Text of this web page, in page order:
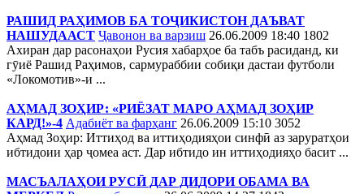
РАШИД РАҲИМОВ БА ТОҶИКИСТОН ДАЪВАТ
НАШУДААСТ Ҷавонон ва варзиш 26.06.2009 18:40 1802
Ахиран дар расонаҳои Русия хабарҳое ба табъ расиданд, ки
гӯиё Рашид Раҳимов, сармураббии собиқи дастаи футболи
«Локомотив»-и ...
АҲМАД ЗОҲИР: «РИЁЗАТ МАРО АҲМАД ЗОҲИР
КАРД!»-4 Адабиёт ва фарҳанг 26.06.2009 15:10 3052
Аҳмад Зоҳир: Иттиҳод ва иттиҳодияҳои синфӣ аз заруратҳои
ибтидоии ҳар ҷомеа аст. Дар ибтидо ин иттиҳодияҳо басит ...
МАСЪАЛАҲОИ РУСӢ ДАР ДИДОРИ ОБАМА ВА